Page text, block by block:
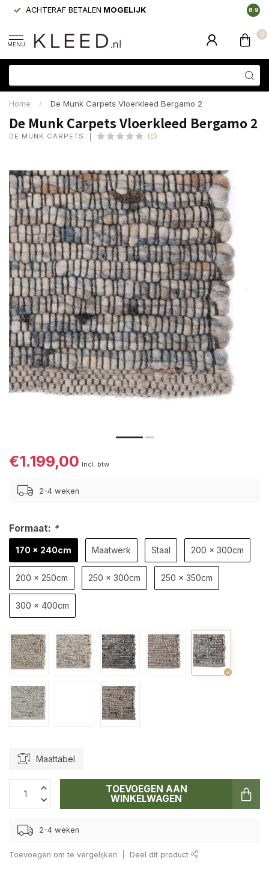
ACHTERAF BETALEN MOGELIJK 8.9
MENU
0
Home / De Munk Carpets Vloerkleed Bergamo 2
De Munk Carpets Vloerkleed Bergamo 2
DE MUNK CARPETS (0)
€1.199,00 Incl. btw
2-4 weken
Formaat: *
170 x 240cm Maatwerk Staal 200 x 300cm
200 x 250cm 250 x 300cm 250 x 350cm
300 x 400cm
Maattabel
TOEVOEGEN AAN
WINKELWAGEN
2-4 weken
Toevoegen om te vergelijken Deel dit product